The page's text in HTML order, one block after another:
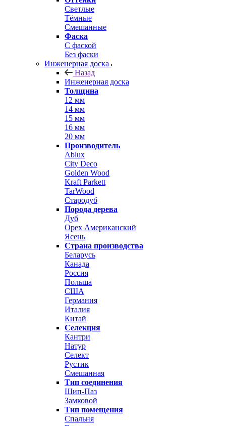
Светлые
Тёмные
Смешанные
Фаска
С фаской
Без фаски
Инженерная доска
Назад
Инженерная доска
Толщина
12 мм
14 мм
15 мм
16 мм
20 мм
Производитель
Ablux
City Deco
Golden Wood
Kraft Parkett
TarWood
Стародуб
Порода дерева
Дуб
Орех Американский
Ясень
Страна производства
Беларусь
Канада
Россия
Польша
США
Германия
Италия
Китай
Селекция
Кантри
Натур
Селект
Рустик
Смешанная
Тип соединения
Шип-Паз
Замковой
Тип помещения
Спальня